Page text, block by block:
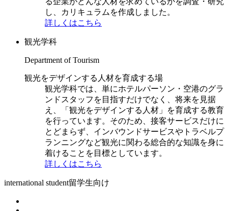
し、カリキュラムを作成しました。
詳しくはこちら
観光学科
Department of Tourism
観光をデザインする人材を育成する場
観光学科では、単にホテルパーソン・空港のグラ
ンドスタッフを目指すだけでなく、将来を見据
え、「観光をデザインする人材」を育成する教育
を行っています。そのため、接客サービスだけに
とどまらず、インバウンドサービスやトラベルプ
ランニングなど観光に関わる総合的な知識を身に
着けることを目標としています。
詳しくはこちら
international student留学生向け